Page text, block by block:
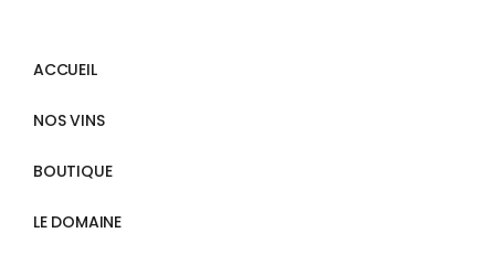
ACCUEIL
NOS VINS
BOUTIQUE
LE DOMAINE